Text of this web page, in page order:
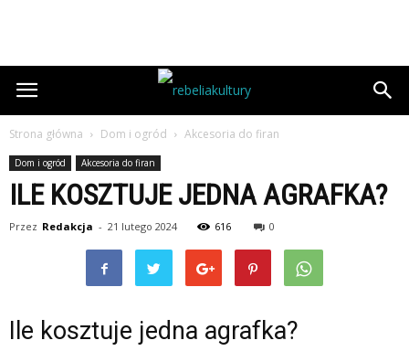
Strona główna Dom i ogród Akcesoria do firan
Dom i ogród Akcesoria do firan
ILE KOSZTUJE JEDNA AGRAFKA?
Przez Redakcja - 21 lutego 2024 616 0
Ile kosztuje jedna agrafka?